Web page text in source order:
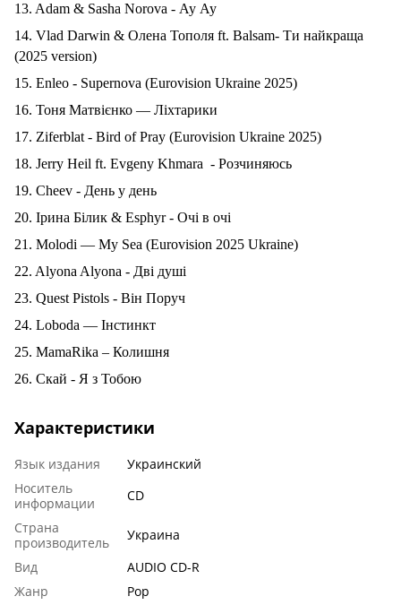
13. Adam & Sasha Norova - Ау Ау
14. Vlad Darwin & Олена Тополя ft. Balsam- Ти найкраща
(2025 version)
15. Enleo - Supernova (Eurovision Ukraine 2025)
16. Тоня Матвієнко — Ліхтарики
17. Ziferblat - Bird of Pray (Eurovision Ukraine 2025)
18. Jerry Heil ft. Evgeny Khmara - Розчиняюсь
19. Cheev - День у день
20. Ірина Білик & Esphyr - Очі в очі
21. Molodi — My Sea (Eurovision 2025 Ukraine)
22. Alyona Alyona - Дві душі
23. Quest Pistols - Він Поруч
24. Loboda — Iнстинкт
25. MamaRika – Колишня
26. Скай - Я з Тобою
Характеристики
Язык издания
Украинский
Носитель
информации
CD
Страна
производитель
Украина
Вид
AUDIO CD-R
Жанр
Pop